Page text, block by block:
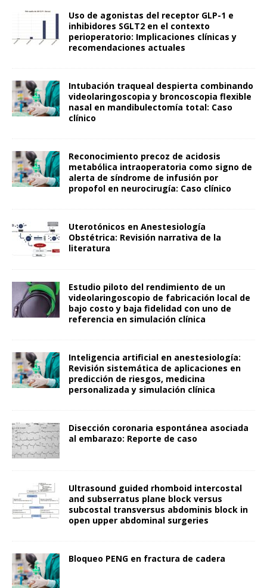
Uso de agonistas del receptor GLP-1 e
inhibidores SGLT2 en el contexto
perioperatorio: Implicaciones clínicas y
recomendaciones actuales
Intubación traqueal despierta combinando
videolaringoscopia y broncoscopia flexible
nasal en mandibulectomía total: Caso
clínico
Reconocimiento precoz de acidosis
metabólica intraoperatoria como signo de
alerta de síndrome de infusión por
propofol en neurocirugía: Caso clínico
Uterotónicos en Anestesiología
Obstétrica: Revisión narrativa de la
literatura
Estudio piloto del rendimiento de un
videolaringoscopio de fabricación local de
bajo costo y baja fidelidad con uno de
referencia en simulación clínica
Inteligencia artificial en anestesiología:
Revisión sistemática de aplicaciones en
predicción de riesgos, medicina
personalizada y simulación clínica
Disección coronaria espontánea asociada
al embarazo: Reporte de caso
Ultrasound guided rhomboid intercostal
and subserratus plane block versus
subcostal transversus abdominis block in
open upper abdominal surgeries
Bloqueo PENG en fractura de cadera